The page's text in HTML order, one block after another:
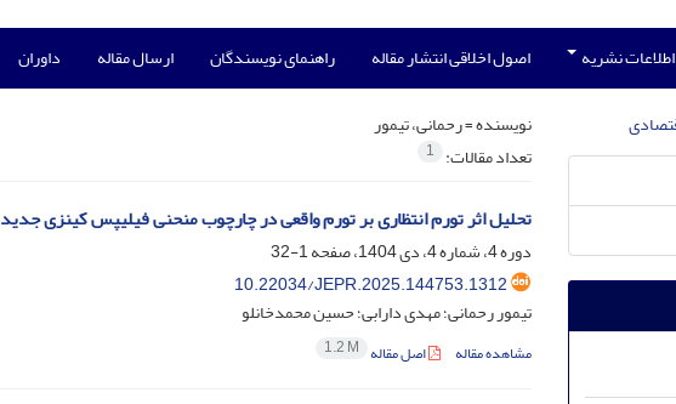
اطلاعات نشریه اصول اخلاقی انتشار مقاله راهنمای نویسندگان ارسال مقاله داوران
نویسنده =رحمانی، تیمور
تعداد مقالات: 1
تحلیل اثر تورم انتظاری بر تورم واقعی در چارچوب منحنی فیلیپس کینزی جدید
دوره 4، شماره 4، دی 1404، صفحه
1-32
10.22034/JEPR.2025.144753.1312
تیمور رحمانی؛ مهدی دارابی؛ حسین محمدخانلو
مشاهده مقاله اصل مقاله 1.2 M